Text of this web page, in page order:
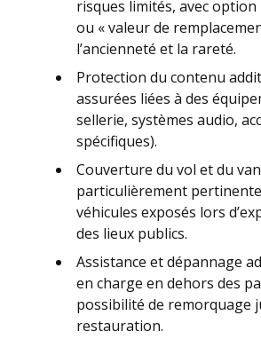
risques limités, avec option
ou « valeur de
l’ancienneté et la rareté.
Protection du contenu
assurées liées à des
sellerie, systèmes audio,
spécifiques).
Couverture du vol et du
particulièrement
véhicules exposés lors
des lieux publics.
Assistance et dépannage
en charge en dehors des
possibilité de remorquage
restauration.